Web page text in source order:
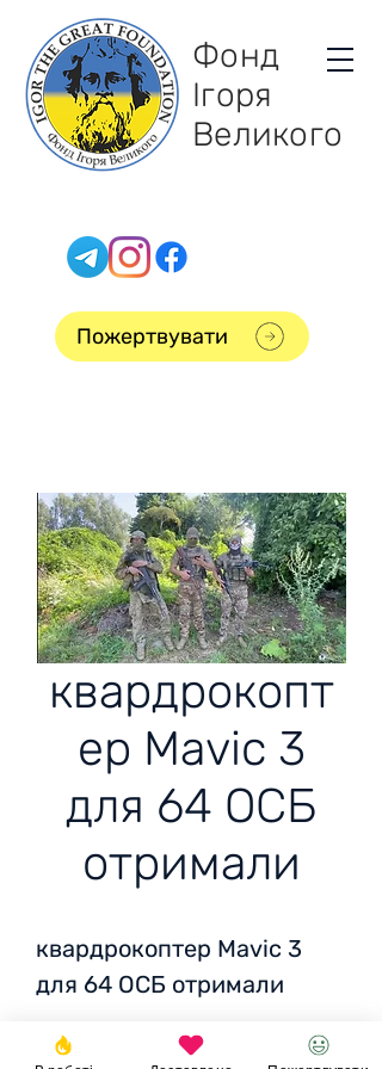
Фонд
Ігоря
Великого
Пожертвувати
квардрокопт
ер Mavic 3
для 64 ОСБ
отримали
квардрокоптер Mavic 3
для 64 ОСБ отримали
Разом: 87300 тис грн